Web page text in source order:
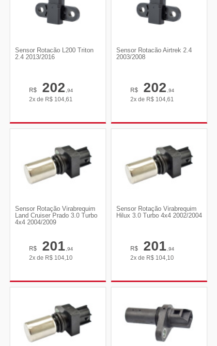
Sensor Rotacão L200 Triton
2.4 2013/2016
R$ 202,94
2x de R$ 104,61
Sensor Rotacão Airtrek 2.4
2003/2008
R$ 202,94
2x de R$ 104,61
Sensor Rotação Virabrequim
Land Cruiser Prado 3.0 Turbo
4x4 2004/2009
R$ 201,94
2x de R$ 104,10
Sensor Rotação Virabrequim
Hilux 3.0 Turbo 4x4 2002/2004
R$ 201,94
2x de R$ 104,10